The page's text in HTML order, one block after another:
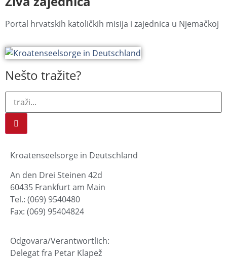
Portal hrvatskih katoličkih misija i zajednica u Njemačkoj
Nešto tražite?
Kroatenseelsorge in Deutschland
An den Drei Steinen 42d
60435 Frankfurt am Main
Tel.: (069) 9540480
Fax: (069) 95404824
Odgovara/Verantwortlich:
Delegat fra Petar Klapež